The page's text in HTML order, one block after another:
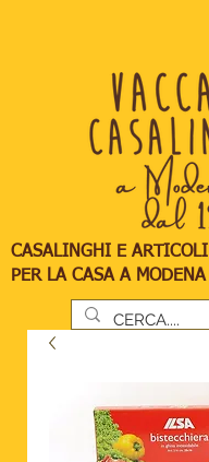
CASALINGHI E ARTICOLI
PER LA CASA A MODENA